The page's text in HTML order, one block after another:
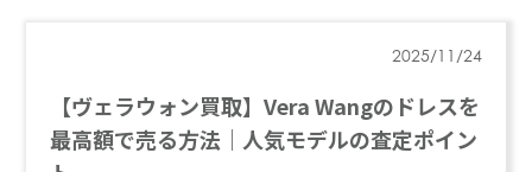
2025/11/24
【ヴェラウォン買取】Vera Wangのドレスを
最高額で売る方法｜人気モデルの査定ポイン